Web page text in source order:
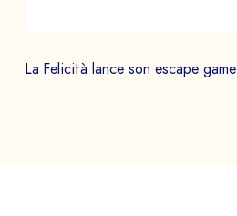
La Felicità lance son escape game